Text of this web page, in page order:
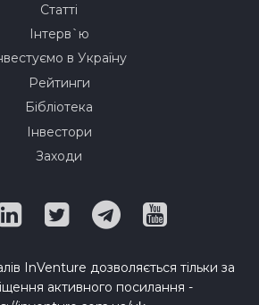
Статті
Інтерв`ю
в Україну
Рейтинги
Бібліотека
Інвестори
Заходи
InVenture дозволяється тільки за
активного посилання -